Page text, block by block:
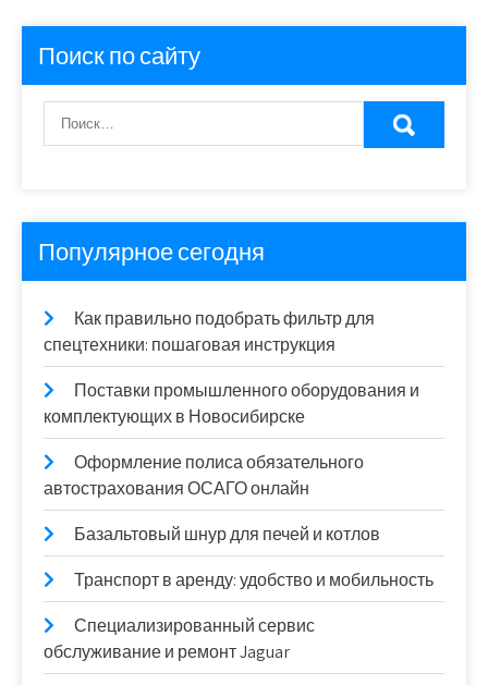
Поиск по сайту
Популярное сегодня
Как правильно подобрать фильтр для
спецтехники: пошаговая инструкция
Поставки промышленного оборудования и
комплектующих в Новосибирске
Оформление полиса обязательного
автострахования ОСАГО онлайн
Базальтовый шнур для печей и котлов
Транспорт в аренду: удобство и мобильность
Специализированный сервис
обслуживание и ремонт Jaguar